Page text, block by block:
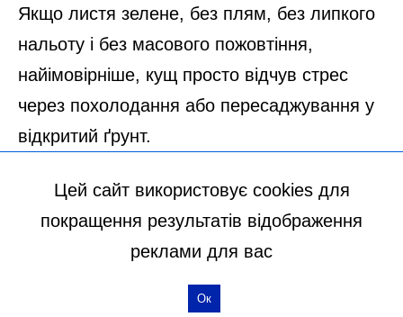
Цей сайт використовує cookies для
покращення результатів відображення
реклами для вас
Ок